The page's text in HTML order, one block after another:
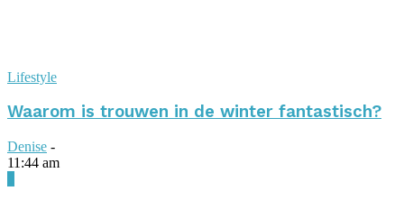
Lifestyle
Waarom is trouwen in de winter fantastisch?
Denise -
11:44 am